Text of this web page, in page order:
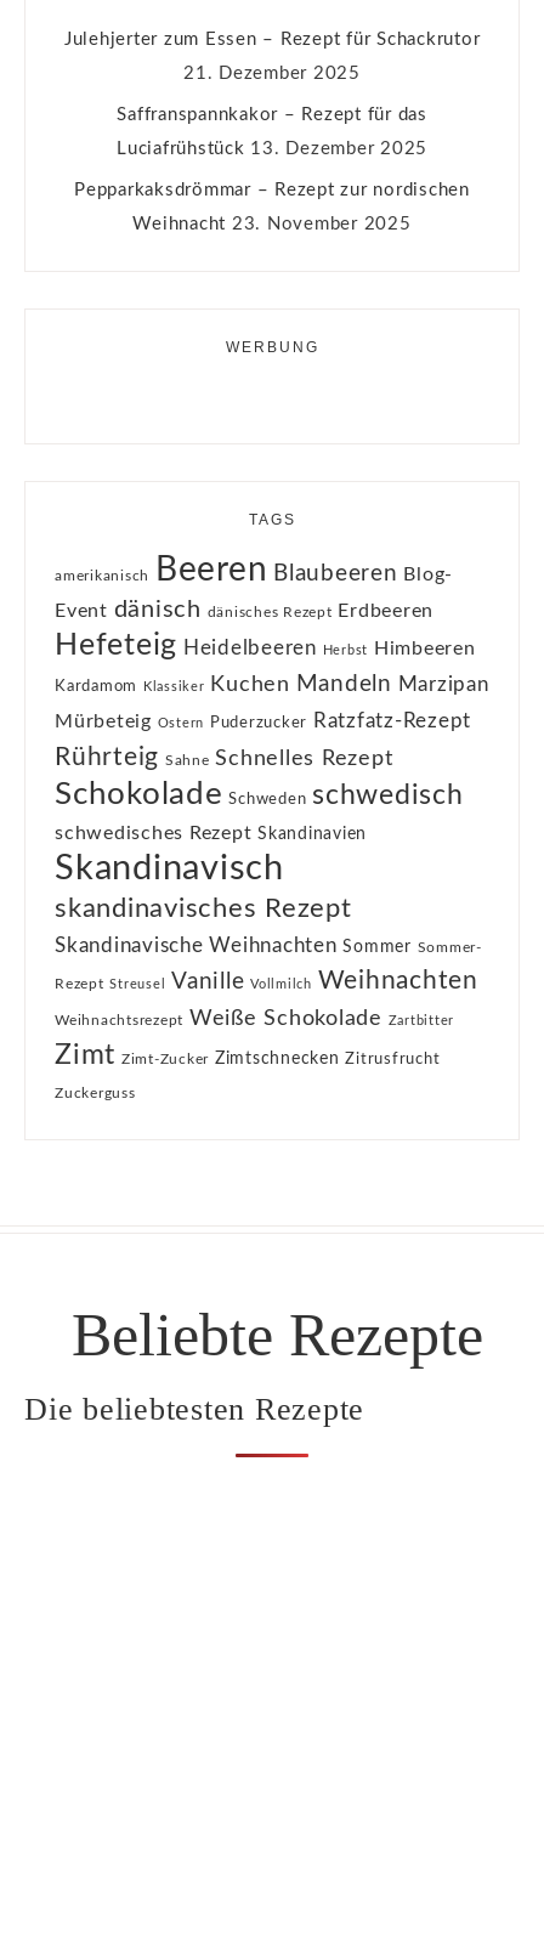
Julehjerter zum Essen – Rezept für Schackrutor
21. Dezember 2025
Saffranspannkakor – Rezept für das
Luciafrühstück 13. Dezember 2025
Pepparkaksdrömmar – Rezept zur nordischen
Weihnacht 23. November 2025
WERBUNG
TAGS
amerikanisch Beeren Blaubeeren Blog-
Event dänisch dänisches Rezept Erdbeeren
Hefeteig Heidelbeeren Herbst Himbeeren
Kardamom Klassiker Kuchen Mandeln
Marzipan
Mürbeteig Ostern Puderzucker Ratzfatz-Rezept
Rührteig Sahne Schnelles Rezept
Schokolade Schweden schwedisch
schwedisches Rezept Skandinavien
Skandinavisch
skandinavisches Rezept
Skandinavische Weihnachten Sommer Sommer-
Rezept Streusel Vanille Vollmilch Weihnachten
Weihnachtsrezept Weiße Schokolade Zartbitter
Zimt Zimt-Zucker Zimtschnecken Zitrusfrucht
Zuckerguss
Beliebte Rezepte
Die beliebtesten Rezepte